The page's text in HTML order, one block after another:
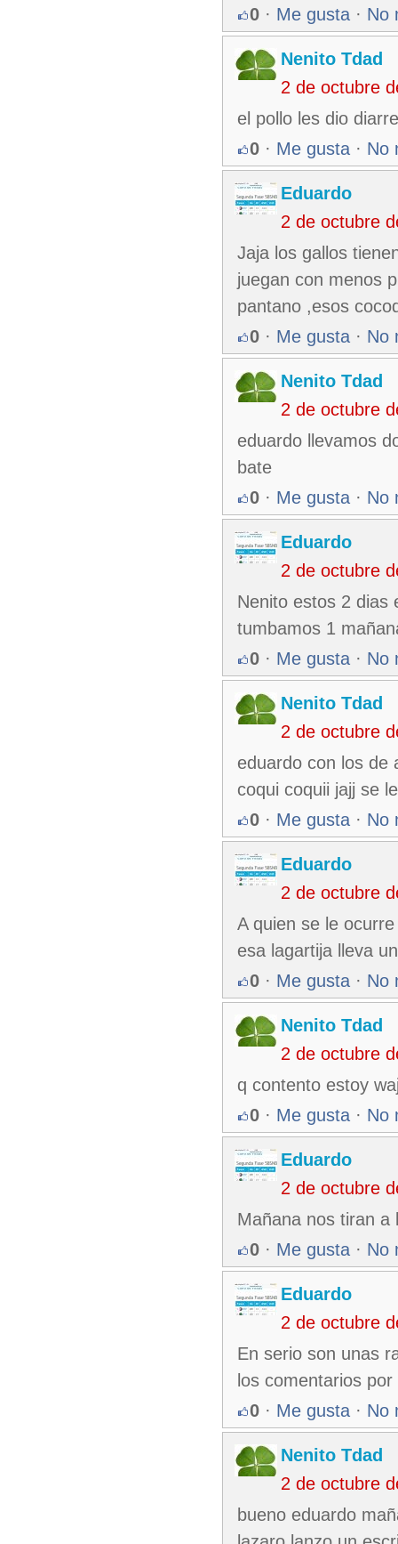
0 · Me gusta · No
Nenito Tdad
2 de octubre
el pollo les dio
0 · Me gusta · No
Eduardo
2 de octubre
Jaja los gallos
juegan con menos
pantano ,esos
0 · Me gusta · No
Nenito Tdad
2 de octubre
eduardo llevamos
bate
0 · Me gusta · No
Eduardo
2 de octubre
Nenito estos 2 dias
tumbamos 1
0 · Me gusta · No
Nenito Tdad
2 de octubre
eduardo con los de
coqui coquii jajj se
0 · Me gusta · No
Eduardo
2 de octubre
A quien se le
esa lagartija lleva
0 · Me gusta · No
Nenito Tdad
2 de octubre
q contento estoy
0 · Me gusta · No
Eduardo
2 de octubre
Mañana nos tiran a
0 · Me gusta · No
Eduardo
2 de octubre
En serio son unas
los comentarios
0 · Me gusta · No
Nenito Tdad
2 de octubre
bueno eduardo